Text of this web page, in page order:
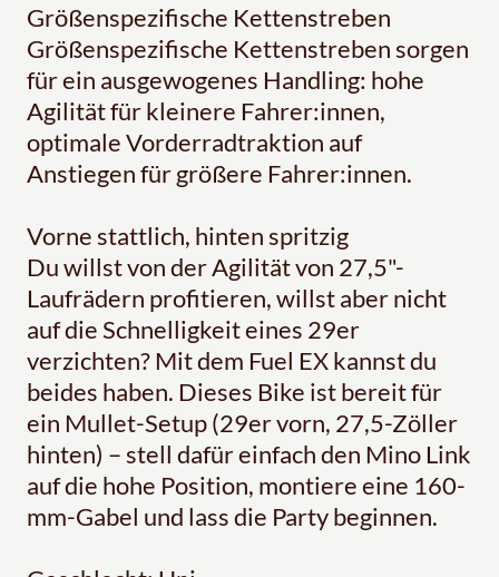
Größenspezifische Kettenstreben
Größenspezifische Kettenstreben sorgen
für ein ausgewogenes Handling: hohe
Agilität für kleinere Fahrer:innen,
optimale Vorderradtraktion auf
Anstiegen für größere Fahrer:innen.
Vorne stattlich, hinten spritzig
Du willst von der Agilität von 27,5"-
Laufrädern profitieren, willst aber nicht
auf die Schnelligkeit eines 29er
verzichten? Mit dem Fuel EX kannst du
beides haben. Dieses Bike ist bereit für
ein Mullet-Setup (29er vorn, 27,5-Zöller
hinten) – stell dafür einfach den Mino Link
auf die hohe Position, montiere eine 160-
mm-Gabel und lass die Party beginnen.